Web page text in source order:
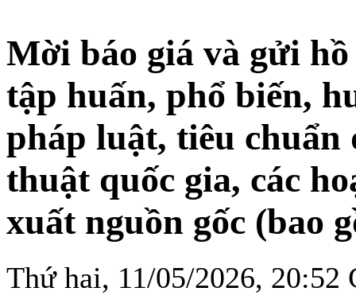
Mời báo giá và gửi
tập huấn, phổ biến,
pháp luật, tiêu chuẩn
thuật quốc gia, các
xuất nguồn gốc (bao
Thứ hai, 11/05/2026, 20:52